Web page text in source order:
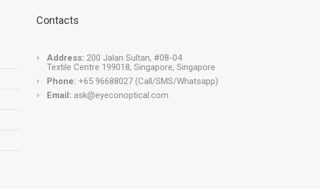
Contacts
Address: 200 Jalan Sultan, #08-04
Textile Centre 199018, Singapore, Singapore
Phone: +65 96688027 (Call/SMS/Whatsapp)
Email: ask@eyeconoptical.com